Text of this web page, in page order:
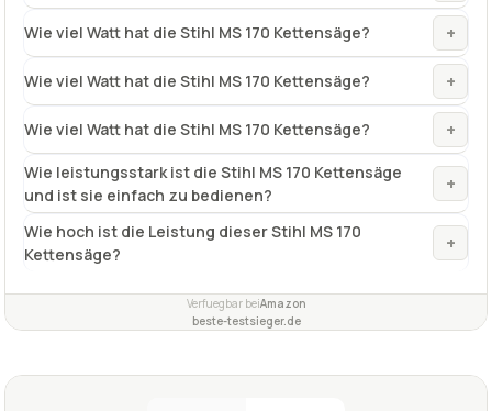
Wie viel Watt hat die Stihl MS 170 Kettensäge? +
Wie viel Watt hat die Stihl MS 170 Kettensäge? +
Wie viel Watt hat die Stihl MS 170 Kettensäge? +
Wie leistungsstark ist die Stihl MS 170 Kettensäge
und ist sie einfach zu bedienen?
+
Wie hoch ist die Leistung dieser Stihl MS 170
Kettensäge?
+
Verfuegbar beiAmazon
beste-testsieger.de